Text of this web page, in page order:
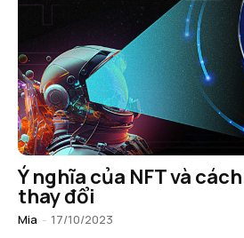
Ý nghĩa của NFT và
thay đổi
Mia - 17/10/2023